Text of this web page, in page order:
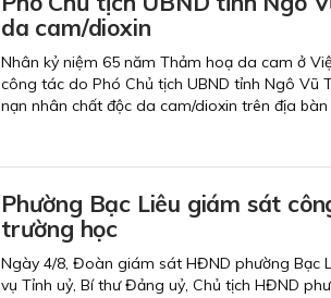
da cam/dioxin
Nhân kỷ niệm 65 năm Thảm hoạ da cam ở
công tác do Phó Chủ tịch UBND tỉnh Ngô
nạn nhân chất độc da cam/dioxin trên địa bàn
Phường Bạc Liêu giám sát
trường học
Ngày 4/8, Đoàn giám sát HĐND phường Bạc
vụ Tỉnh uỷ, Bí thư Đảng uỷ, Chủ tịch HĐND